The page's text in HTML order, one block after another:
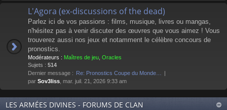
L'Agora (ex-discussions of the dead)
Parlez ici de vos passions : films, musique, livres ou mangas,
n'hésitez pas à venir discuter des œuvres que vous aimez ! Vous
trouverez aussi nos jeux et notamment le célèbre concours de
pronostics.
Modérateurs : Maîtres de jeu Oracles
Sujets : 514
Dernier message : Re: Pronostics Coupe du Monde…
par Sov3liss , mar. juil. 21, 2026 9:33 am
LES ARMÉES DIVINES - FORUMS DE CLAN